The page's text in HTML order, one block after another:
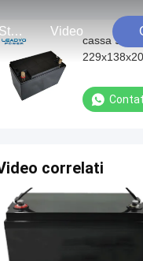
Contatto Stati Uniti Video
cassa
correlati